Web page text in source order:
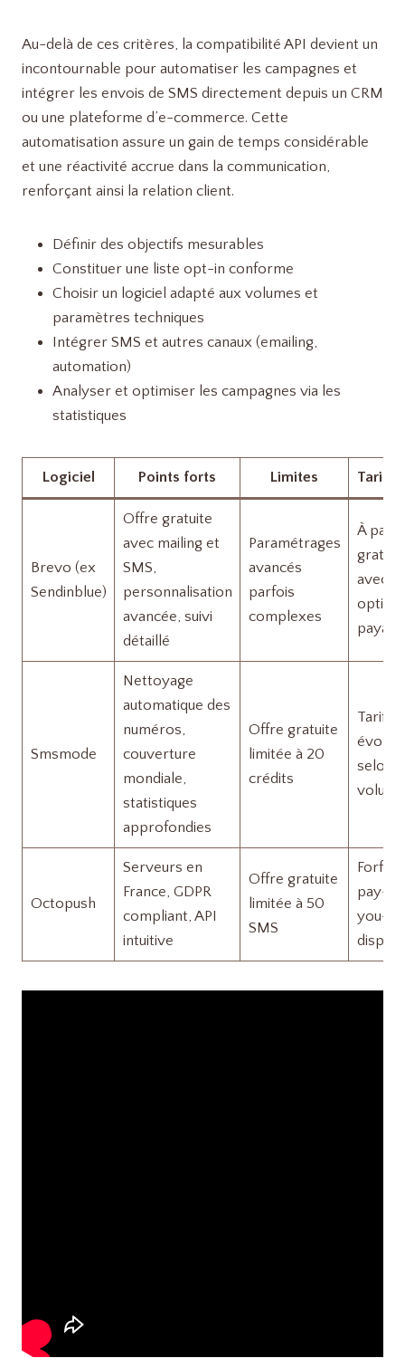
Au-delà de ces critères, la compatibilité API devient un
incontournable pour automatiser les campagnes et
intégrer les envois de SMS directement depuis un CRM
ou une plateforme d’e-commerce. Cette
automatisation assure un gain de temps considérable
et une réactivité accrue dans la communication,
renforçant ainsi la relation client.
Définir des objectifs mesurables
Constituer une liste opt-in conforme
Choisir un logiciel adapté aux volumes et
paramètres techniques
Intégrer SMS et autres canaux (emailing,
automation)
Analyser et optimiser les campagnes via les
statistiques
Logiciel Points forts Limites
Brevo (ex
Sendinblue)
Offre gratuite
avec mailing et
SMS,
personnalisation
avancée, suivi
détaillé
Paramétrages
avancés
parfois
complexes
À
gratuit
avec
Smsmode
Nettoyage
automatique des
numéros,
couverture
mondiale,
statistiques
approfondies
Offre gratuite
limitée à 20
crédits
selon
volume
Octopush
Serveurs en
France, GDPR
compliant, API
intuitive
Offre gratuite
limitée à 50
SMS
pay-
you-go